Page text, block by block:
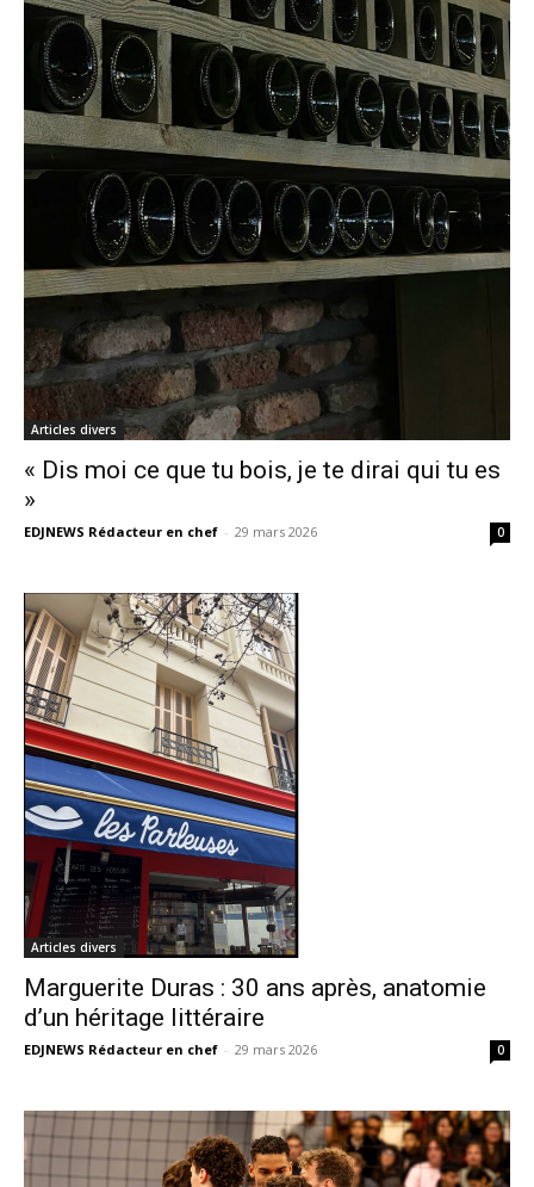
Articles divers
« Dis moi ce que tu bois, je te dirai qui tu es
»
EDJNEWS Rédacteur en chef - 29 mars 2026 0
Articles divers
Marguerite Duras : 30 ans après, anatomie
d’un héritage littéraire
EDJNEWS Rédacteur en chef - 29 mars 2026 0